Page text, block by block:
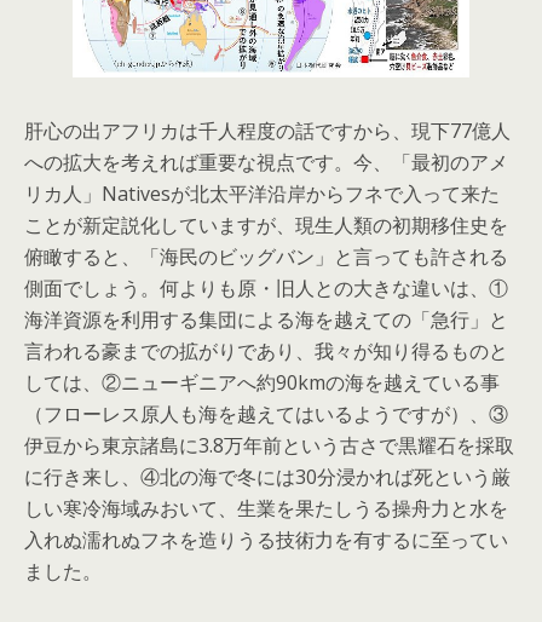
肝心の出アフリカは千人程度の話ですから、現下77億人
への拡大を考えれば重要な視点です。今、「最初のアメ
リカ人」Nativesが北太平洋沿岸からフネで入って来た
ことが新定説化していますが、現生人類の初期移住史を
俯瞰すると、「海民のビッグバン」と言っても許される
側面でしょう。何よりも原・旧人との大きな違いは、①
海洋資源を利用する集団による海を越えての「急行」と
言われる豪までの拡がりであり、我々が知り得るものと
しては、②ニューギニアへ約90kmの海を越えている事
（フローレス原人も海を越えてはいるようですが）、③
伊豆から東京諸島に3.8万年前という古さで黒耀石を採取
に行き来し、④北の海で冬には30分浸かれば死という厳
しい寒冷海域みおいて、生業を果たしうる操舟力と水を
入れぬ濡れぬフネを造りうる技術力を有するに至ってい
ました。